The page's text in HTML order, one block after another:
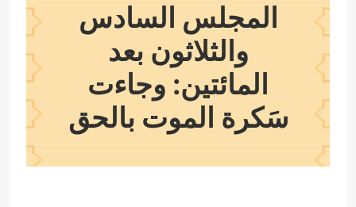
المجلس السادس
والثلاثون بعد
المائتين: وجاءت
سَكرة الموت بالحق